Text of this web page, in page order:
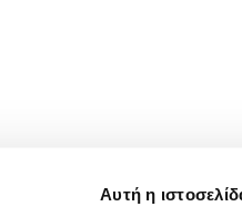
Αυτή η